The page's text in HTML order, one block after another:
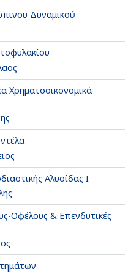
Δυναμικού
Χρηματοοικονομικά
Αλυσίδας Ι
Οφέλους & Επενδυτικές